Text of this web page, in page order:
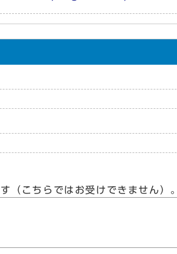
（こちらではお受けできません）。